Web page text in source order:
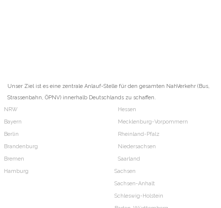
Unser Ziel ist es eine zentrale Anlauf-Stelle für den gesamten NahVerkehr (Bus,
Strassenbahn, ÖPNV) innerhalb Deutschlands zu schaffen.
NRW
Bayern
Berlin
Brandenburg
Bremen
Hamburg
Hessen
Mecklenburg-Vorpommern
Rheinland-Pfalz
Niedersachsen
Saarland
Sachsen
Sachsen-Anhalt
Schleswig-Holstein